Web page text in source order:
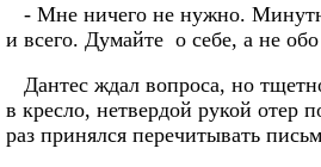
- Мне ничего не нужно.
и всего. Думайте о себе, а не
Дантес ждал вопроса, но
в кресло, нетвердой рукой отер
раз принялся перечитывать